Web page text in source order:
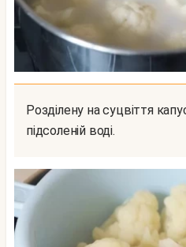
Розділену на суцвіття капусту відварити в
підсоленій воді.